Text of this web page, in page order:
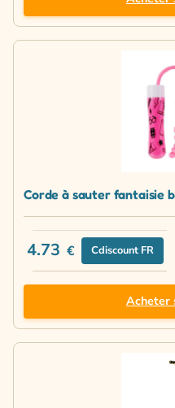
Corde à sauter fantaisie
4.73 € Cdiscount FR
Acheter